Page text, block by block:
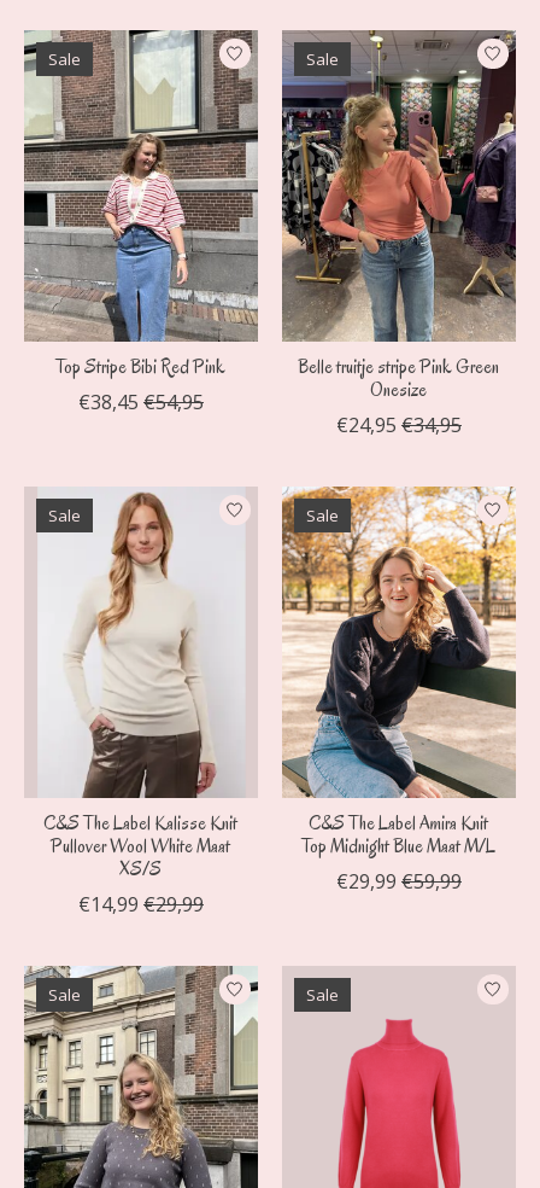
Sale
Top Stripe Bibi Red Pink
€38,45 €54,95
Sale
Belle truitje stripe Pink Green
Onesize
€24,95 €34,95
Sale
C&S The Label Kalisse Knit
Pullover Wool White Maat
XS/S
€14,99 €29,99
Sale
C&S The Label Amira Knit
Top Midnight Blue Maat M/L
€29,99 €59,99
Sale Sale